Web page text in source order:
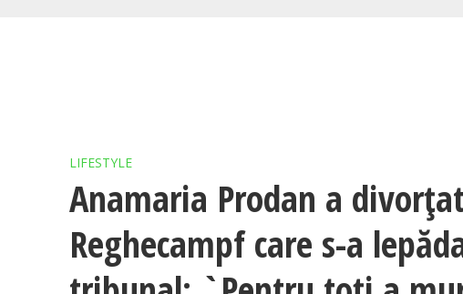
LIFESTYLE
Anamaria Prodan a
Reghecampf care s-a